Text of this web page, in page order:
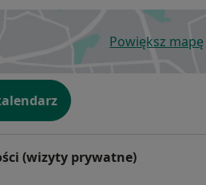
Powiększ mapę
otwiera
(wizyty prywatne)